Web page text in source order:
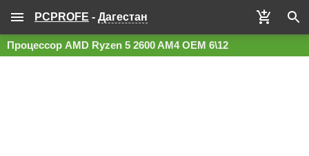
PCPROFE - Дагестан
Процессор AMD Ryzen 5 2600 AM4 OEM 6\12